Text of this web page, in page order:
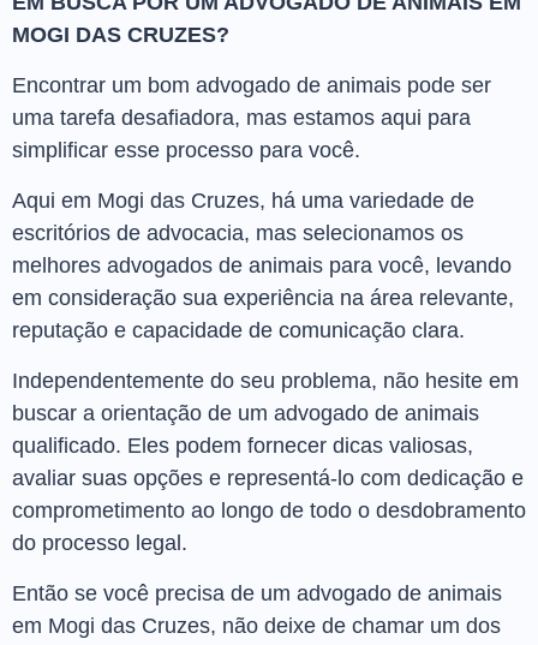
MOGI DAS CRUZES?
Encontrar um bom advogado de animais pode ser
uma tarefa desafiadora, mas estamos aqui para
simplificar esse processo para você.
Aqui em Mogi das Cruzes, há uma variedade de
escritórios de advocacia, mas selecionamos os
melhores advogados de animais para você, levando
em consideração sua experiência na área relevante,
reputação e capacidade de comunicação clara.
Independentemente do seu problema, não hesite em
buscar a orientação de um advogado de animais
qualificado. Eles podem fornecer dicas valiosas,
avaliar suas opções e representá-lo com dedicação e
comprometimento ao longo de todo o desdobramento
do processo legal.
Então se você precisa de um advogado de animais
em Mogi das Cruzes, não deixe de chamar um dos